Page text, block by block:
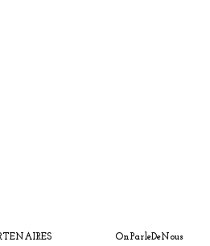
OnParleDeNous